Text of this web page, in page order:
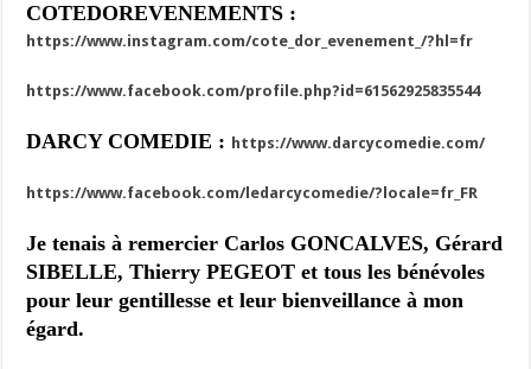
COTEDOREVENEMENTS :
https://www.instagram.com/cote_dor_evenement_/?hl=fr
https://www.facebook.com/profile.php?id=61562925835544
DARCY COMEDIE : https://www.darcycomedie.com/
https://www.facebook.com/ledarcycomedie/?locale=fr_FR
Je tenais à remercier Carlos GONCALVES, Gérard
SIBELLE, Thierry PEGEOT et tous les bénévoles
pour leur gentillesse et leur bienveillance à mon
égard.